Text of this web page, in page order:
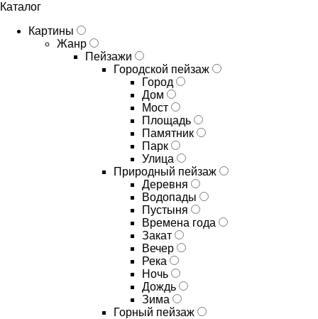
Каталог
Картины
Жанр
Пейзажи
Городской пейзаж
Город
Дом
Мост
Площадь
Памятник
Парк
Улица
Природный пейзаж
Деревня
Водопады
Пустыня
Времена года
Закат
Вечер
Река
Ночь
Дождь
Зима
Горный пейзаж